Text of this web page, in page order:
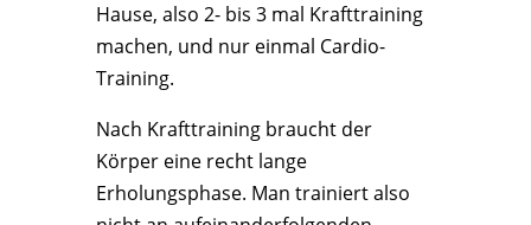
Hause, also 2- bis 3 mal Krafttraining
machen, und nur einmal Cardio-
Training.
Nach Krafttraining braucht der
Körper eine recht lange
Erholungsphase. Man trainiert also